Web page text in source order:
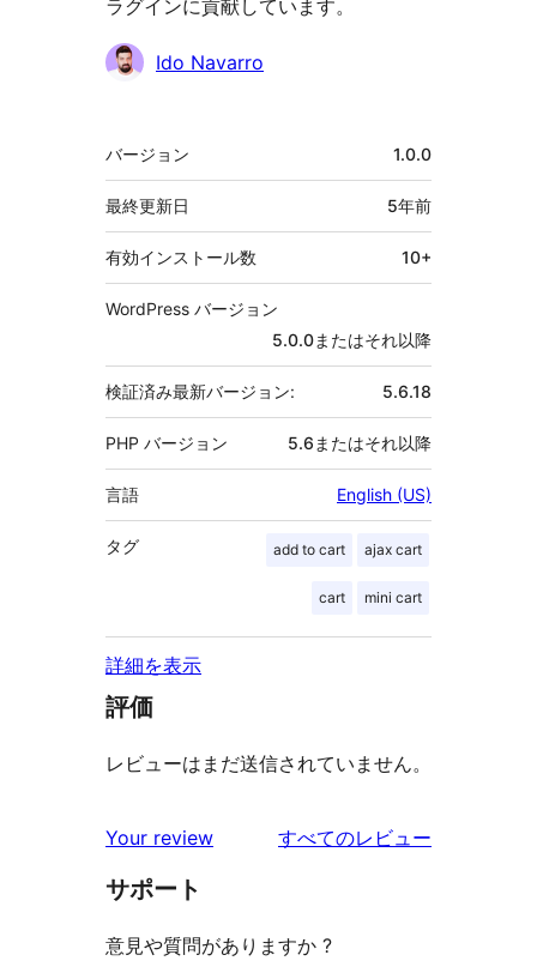
ラグインに貢献しています。
貢
Ido Navarro
メ
タ
バージョン 1.0.0
最終更新日 5年前
有効インストール数 10+
WordPress バージョン
5.0.0またはそれ以降
検証済み最新バージョン: 5.6.18
PHP バージョン 5.6またはそれ以降
言語 English (US)
タグ add to cart ajax cart
cart mini cart
詳細を表示
評価
レビューはまだ送信されていません。
Your review すべてのレビュー
サポート
意見や質問がありますか ?